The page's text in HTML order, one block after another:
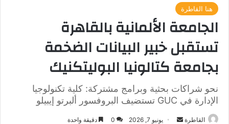
هنا القاطرة
الجامعة الألمانية بالقاهرة
تستقبل خبير البيانات الضخمة
بجامعة كتالونيا البوليتكنيك
نحو شراكات بحثية وبرامج مشتركة: كلية تكنولوجيا
الإدارة في GUC تستضيف البروفسور ألبرتو إيبيلو
القاطرة
أرسل يونيو 7, 2026 0 دقيقة واحدة